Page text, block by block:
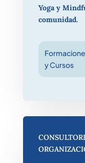
Yoga y
comunidad.
y Cursos